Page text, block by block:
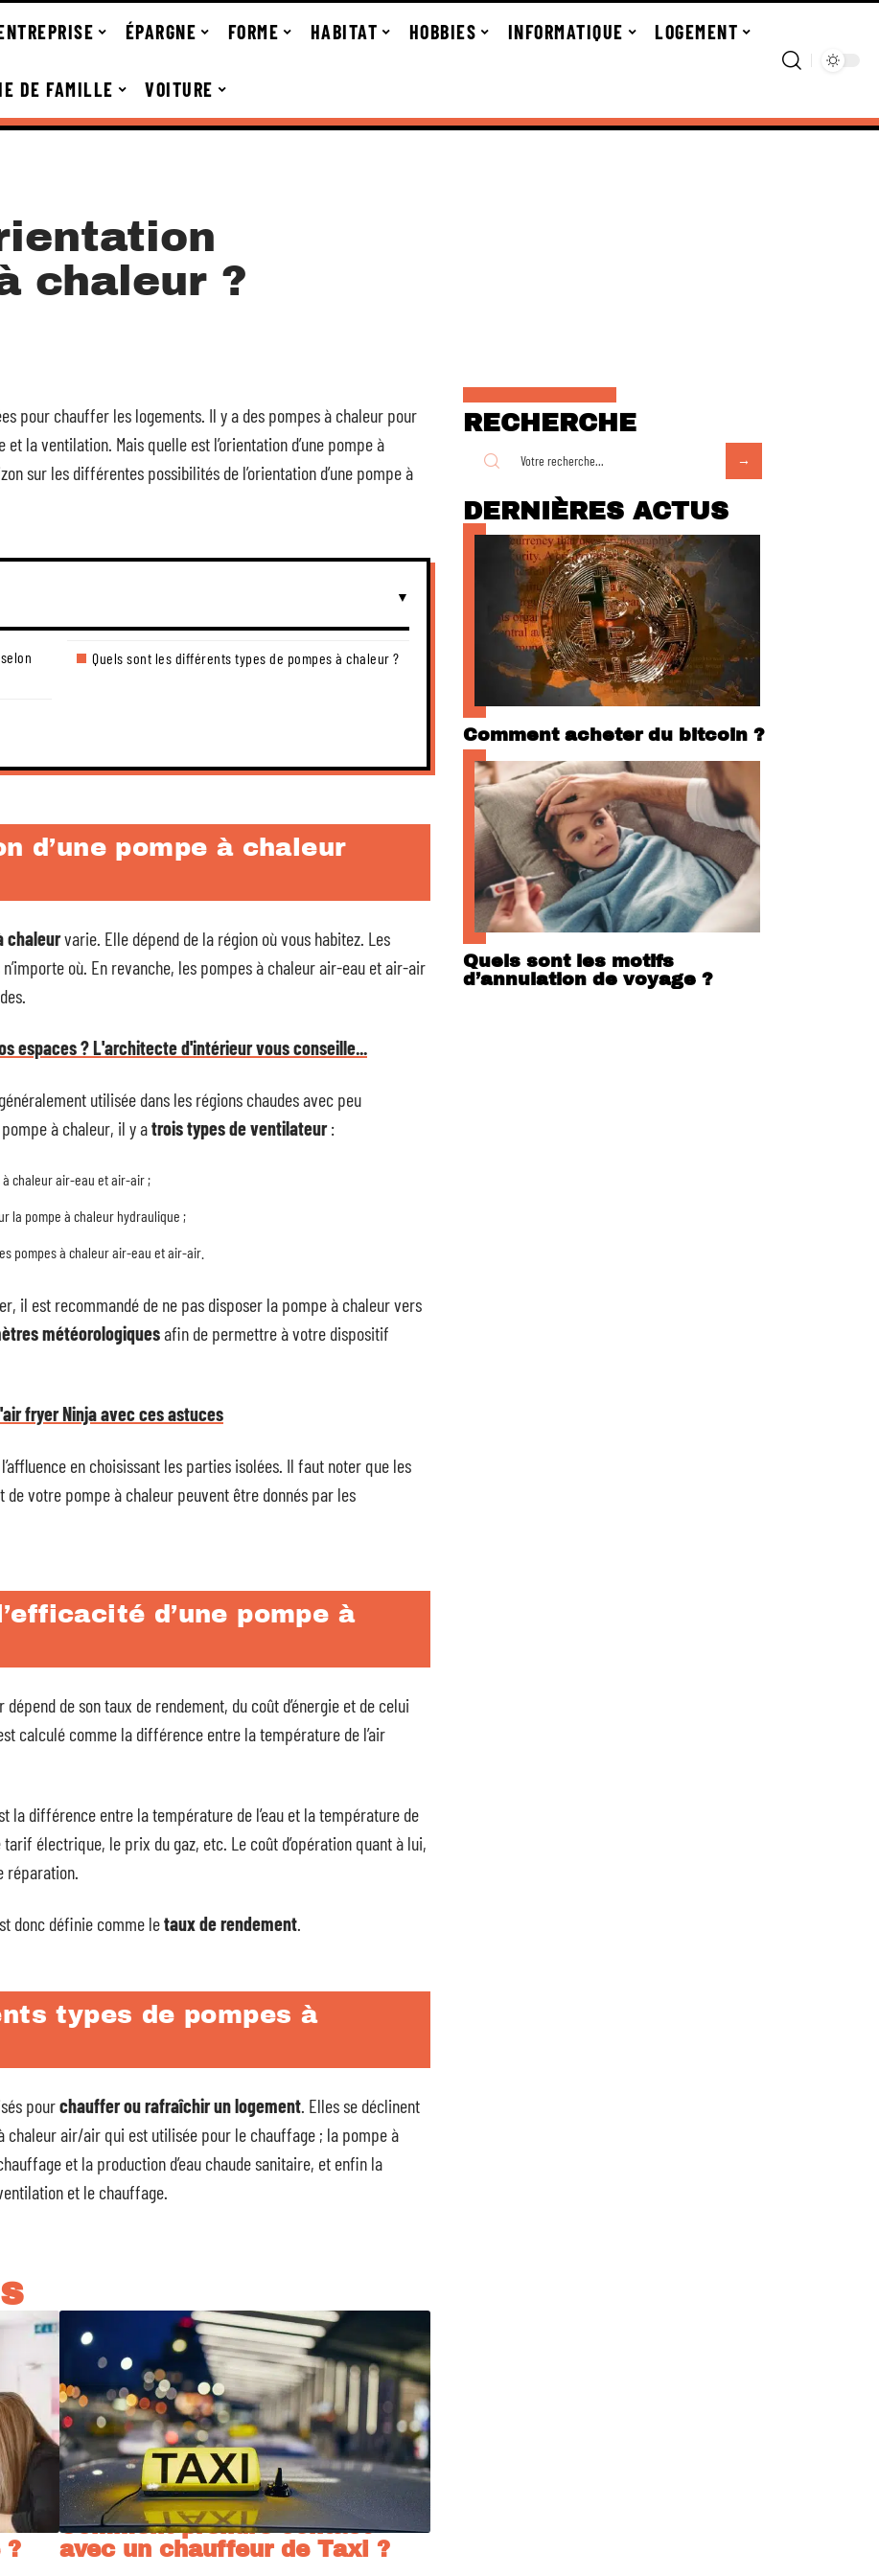
ÉPARGNE FORME HABITAT HOBBIES INFORMATIQUE LOGEMENT
DE FAMILLE VOITURE
chaleur ?
pour chauffer les logements. Il y a des pompes à chaleur pour
la ventilation. Mais quelle est l’orientation d’une pompe à
sur les différentes possibilités de l’orientation d’une pompe à
Quels sont les différents types de pompes à chaleur ?
d’une pompe à chaleur
chaleurvarie. Elle dépend de la région où vous habitez. Les
où. En revanche, les pompes à chaleur air-eau et air-air
espaces ? L'architecte d'intérieur vous conseille...
utilisée dans les régions chaudes avec peu
pompe à chaleur, il y atrois types de ventilateur:
chaleur air-eau et air-air ;
la pompe à chaleur hydraulique ;
pompes à chaleur air-eau et air-air.
il est recommandé de ne pas disposer la pompe à chaleur vers
météorologiquesafin de permettre à votre dispositif
fryer Ninja avec ces astuces
en choisissant les parties isolées. Il faut noter que les
votre pompe à chaleur peuvent être donnés par les
d’une pompe à
dépend de son taux de rendement, du coût d’énergie et de celui
calculé comme la différence entre la température de l’air
la différence entre la température de l’eau et la température de
électrique, le prix du gaz, etc. Le coût d’opération quant à lui,
réparation.
donc définie comme letaux de rendement.
types de pompes à
pourchauffer ou rafraîchir un logement. Elles se déclinent
chaleur air/air qui est utilisée pour le chauffage ; la pompe à
et la production d’eau chaude sanitaire, et enfin la
et le chauffage.
?
Comment prendre contact
avec un chauffeur de Taxi ?
RECHERCHE
DERNIÈRES ACTUS
Comment acheter du bitcoin ?
Quels sont les motifs
d’annulation de voyage ?